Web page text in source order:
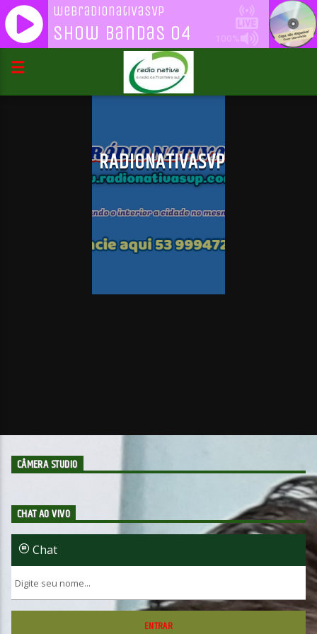
100%
webradionativasvp
Show Bandas 04